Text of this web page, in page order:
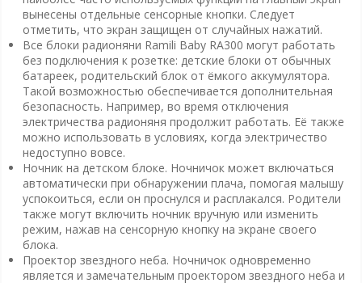
вынесены отдельные сенсорные кнопки. Следует
отметить, что экран защищен от случайных нажатий.
Все блоки радионяни Ramili Baby RA300 могут работать
без подключения к розетке: детские блоки от обычных
батареек, родительский блок от ёмкого аккумулятора.
Такой возможностью обеспечивается дополнительная
безопасность. Например, во время отключения
электричества радионяня продолжит работать. Её также
можно использовать в условиях, когда электричество
недоступно вовсе.
Ночник на детском блоке. Ночничок может включаться
автоматически при обнаружении плача, помогая малышу
успокоиться, если он проснулся и расплакался. Родители
также могут включить ночник вручную или изменить
режим, нажав на сенсорную кнопку на экране своего
блока.
Проектор звездного неба. Ночничок одновременно
является и замечательным проектором звездного неба и